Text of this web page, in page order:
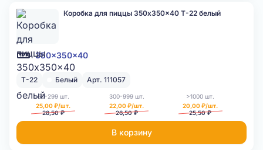
350x350x40
Коробка для пиццы 350x350x40 Т-22 белый
Т-22 Белый Арт. 111057
50-299 шт.
25,00 ₽/шт.
28,50 ₽
300-999 шт.
22,00 ₽/шт.
26,50 ₽
>1000 шт.
20,00 ₽/шт.
25,50 ₽
В корзину